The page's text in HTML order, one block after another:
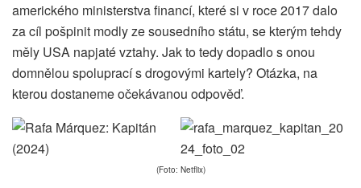
amerického ministerstva financí, které si v roce 2017 dalo
za cíl pošpinit modly ze sousedního státu, se kterým tehdy
měly USA napjaté vztahy. Jak to tedy dopadlo s onou
domnělou spoluprací s drogovými kartely? Otázka, na
kterou dostaneme očekávanou odpověď.
(Foto: Netflix)